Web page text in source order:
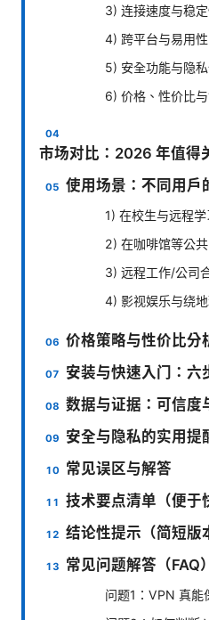
3) 连接速度与稳
4) 跨平台与易用性
5) 安全功能与隐
6) 价格、性价比
市场对比：2026 年值得
使用场景：不同用户
1) 在校生与远程学
2) 在咖啡馆等公
3) 远程工作/公司
4) 影视娱乐与绕
价格策略与性价比分
安装与快速入门：六
数据与证据：可信度
安全与隐私的实用提
常见误区与解答
技术要点清单（便于
结论性提示（简短版
常见问题解答（FAQ）
问题1：VPN 真能